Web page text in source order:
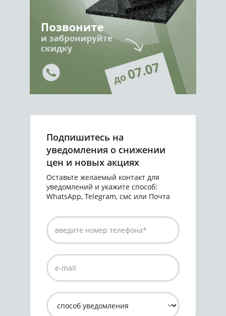
Подпишитесь на
уведомления о снижении
цен и новых акциях
Оставьте желаемый контакт для
уведомлений и укажите способ:
WhatsApp, Telegram, смс или Почта